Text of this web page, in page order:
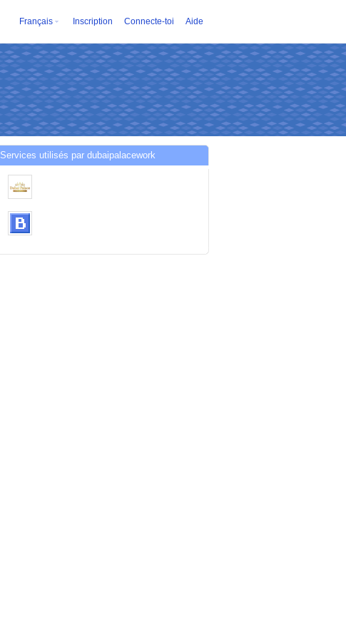
Français Inscription Connecte-toi Aide
Services utilisés par dubaipalacework